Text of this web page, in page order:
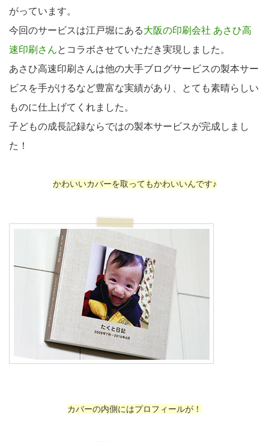
がっています。
今回のサービスは江戸堀にある大阪の印刷会社 あさひ高
速印刷さんとコラボさせていただき実現しました。
あさひ高速印刷さんは他の大手ブログサービスの製本サー
ビスを手がけるなど豊富な実績があり、とても素晴らしい
ものに仕上げてくれました。
子どもの成長記録ならではの製本サービスが完成しまし
た！
かわいいカバーを取ってもかわいいんです♪
カバーの内側にはプロフィールが！